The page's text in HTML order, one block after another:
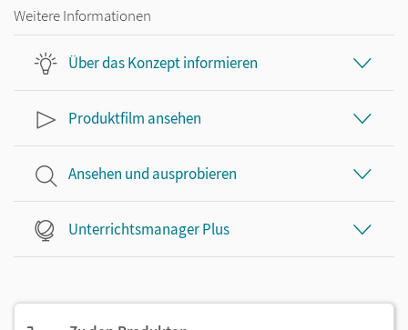
Weitere Informationen
Über das Konzept informieren
Produktfilm ansehen
Ansehen und ausprobieren
Unterrichtsmanager Plus